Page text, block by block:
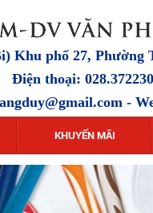
Khu phố 27,
Điện thoại:
-
KHUYẾN MÃI